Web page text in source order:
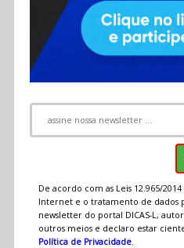
De acordo com as Leis 12.965/
Internet e o tratamento de dados
newsletter do portal DICAS-L,
outros meios e declaro estar
Política de Privacidade.